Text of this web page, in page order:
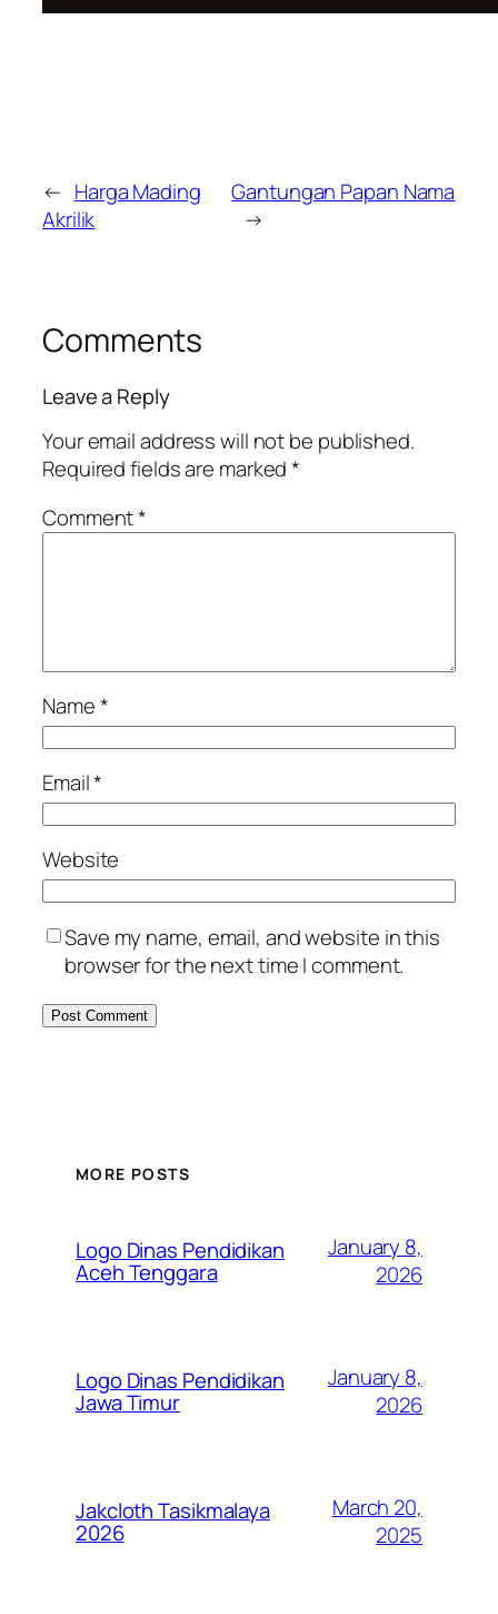
← Harga Mading
Akrilik
Gantungan Papan Nama
→
Comments
Leave a Reply
Your email address will not be published.
Required fields are marked*
Comment*
Name*
Email*
Website
Save my name, email, and website in this
browser for the next time I comment.
MORE POSTS
Logo Dinas Pendidikan
Aceh Tenggara
January 8,
2026
Logo Dinas Pendidikan
Jawa Timur
January 8,
2026
Jakcloth Tasikmalaya
2026
March 20,
2025